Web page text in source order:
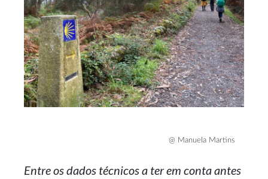
@ Manuela Martins
Entre os dados técnicos a ter em conta antes